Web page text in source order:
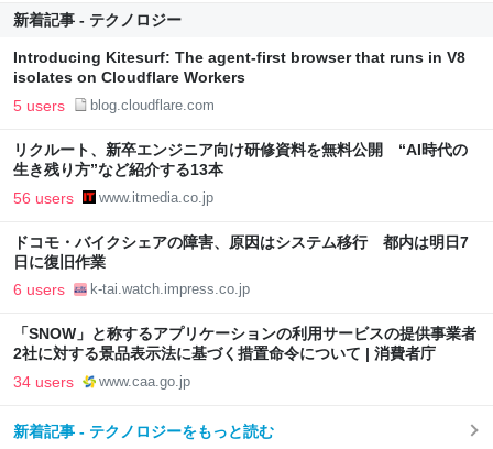
新着記事 - テクノロジー
Introducing Kitesurf: The agent-first browser that runs in V8
isolates on Cloudflare Workers
5 users blog.cloudflare.com
リクルート、新卒エンジニア向け研修資料を無料公開 “AI時代の
生き残り方”など紹介する13本
56 users www.itmedia.co.jp
ドコモ・バイクシェアの障害、原因はシステム移行 都内は明日7
日に復旧作業
6 users k-tai.watch.impress.co.jp
「SNOW」と称するアプリケーションの利用サービスの提供事業者
2社に対する景品表示法に基づく措置命令について | 消費者庁
34 users www.caa.go.jp
新着記事 - テクノロジーをもっと読む